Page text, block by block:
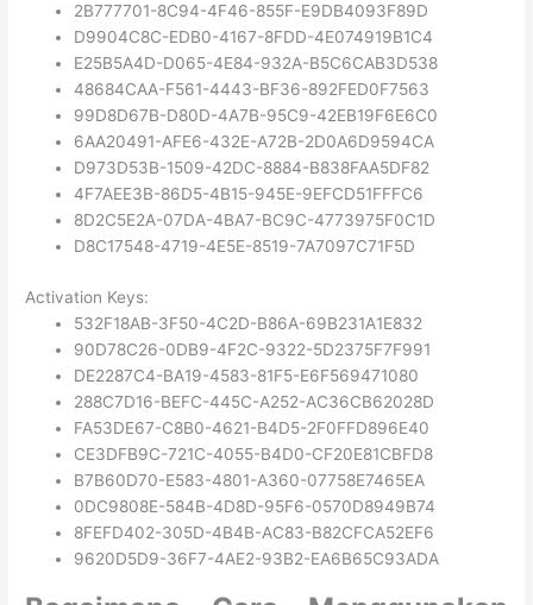
2B777701-8C94-4F46-855F-E9DB4093F89D
D9904C8C-EDB0-4167-8FDD-4E074919B1C4
E25B5A4D-D065-4E84-932A-B5C6CAB3D538
48684CAA-F561-4443-BF36-892FED0F7563
99D8D67B-D80D-4A7B-95C9-42EB19F6E6C0
6AA20491-AFE6-432E-A72B-2D0A6D9594CA
D973D53B-1509-42DC-8884-B838FAA5DF82
4F7AEE3B-86D5-4B15-945E-9EFCD51FFFC6
8D2C5E2A-07DA-4BA7-BC9C-4773975F0C1D
D8C17548-4719-4E5E-8519-7A7097C71F5D
Activation Keys:
532F18AB-3F50-4C2D-B86A-69B231A1E832
90D78C26-0DB9-4F2C-9322-5D2375F7F991
DE2287C4-BA19-4583-81F5-E6F569471080
288C7D16-BEFC-445C-A252-AC36CB62028D
FA53DE67-C8B0-4621-B4D5-2F0FFD896E40
CE3DFB9C-721C-4055-B4D0-CF20E81CBFD8
B7B60D70-E583-4801-A360-07758E7465EA
0DC9808E-584B-4D8D-95F6-0570D8949B74
8FEFD402-305D-4B4B-AC83-B82CFCA52EF6
9620D5D9-36F7-4AE2-93B2-EA6B65C93ADA